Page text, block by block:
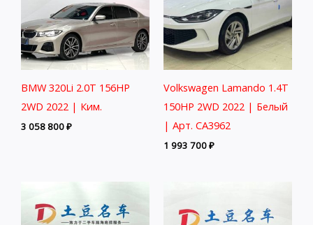
BMW 320Li 2.0T 156HP
2WD 2022 | Ким.
3 058 800₽
Volkswagen Lamando 1.4T
150HP 2WD 2022 | Белый
| Арт. CA3962
1 993 700₽